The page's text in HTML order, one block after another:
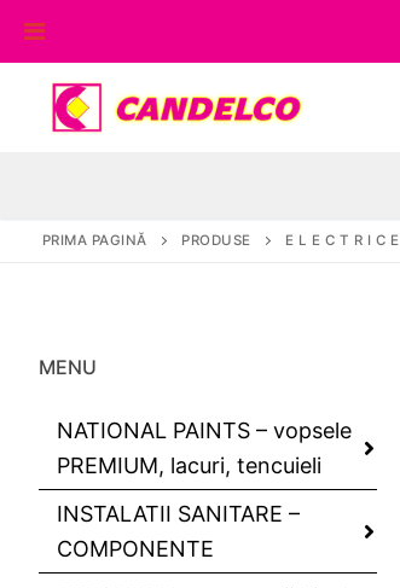
conținut
PRIMA PAGINĂ PRODUSE E L E C T R I C E
MENU
NATIONAL PAINTS – vopsele
PREMIUM, lacuri, tencuieli
INSTALATII SANITARE –
COMPONENTE